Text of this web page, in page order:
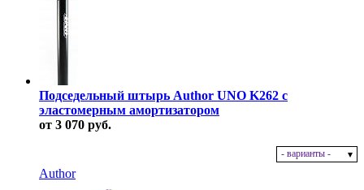
Подседельный штырь Author UNO K262 с
эластомерным амортизатором
от 3 070 руб.
- варианты -
Author